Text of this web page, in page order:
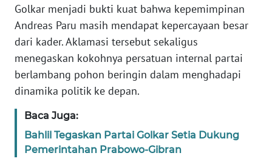
Golkar menjadi bukti kuat bahwa kepemimpinan
Andreas Paru masih mendapat kepercayaan besar
dari kader. Aklamasi tersebut sekaligus
menegaskan kokohnya persatuan internal partai
berlambang pohon beringin dalam menghadapi
dinamika politik ke depan.
Baca Juga:
Bahlil Tegaskan Partai Golkar Setia Dukung
Pemerintahan Prabowo-Gibran
Wahana
News
Regional
WN
SUMUT
WN
WN